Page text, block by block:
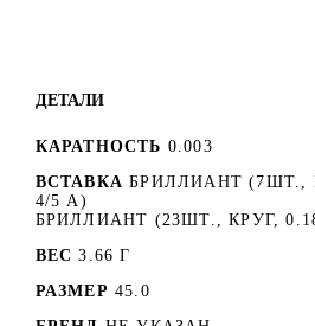
ДЕТАЛИ
КАРАТНОСТЬ 0.003
ВСТАВКА БРИЛЛИАНТ (7ШТ.,
4/5 А)
БРИЛЛИАНТ (23ШТ., КРУГ,
ВЕС 3.66 Г
РАЗМЕР 45.0